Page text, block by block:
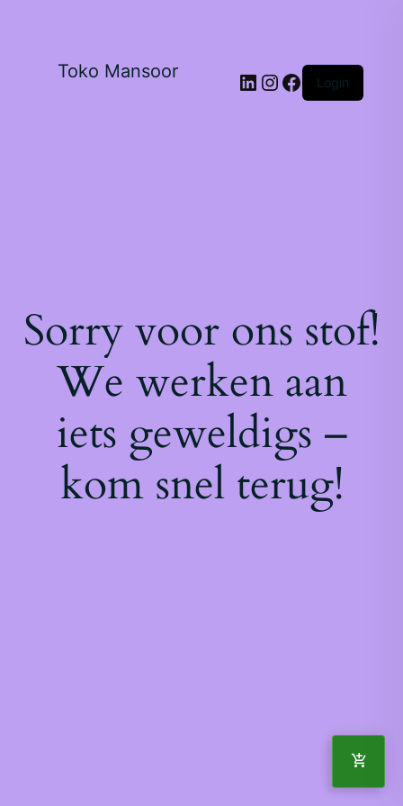
Toko Mansoor Login
Sorry voor ons stof!
We werken aan
iets geweldigs –
kom snel terug!